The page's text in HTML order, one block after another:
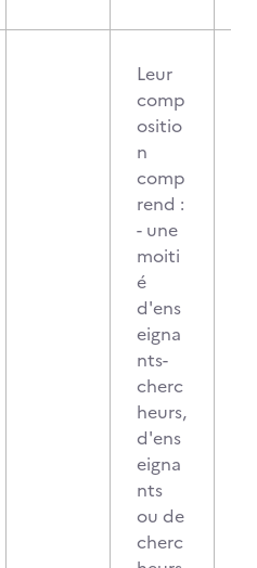
Leur
comp
ositio
n
comp
rend :
- une
moiti
é
d'ens
eigna
nts-
cherc
heurs,
d'ens
eigna
nts
ou de
cherc